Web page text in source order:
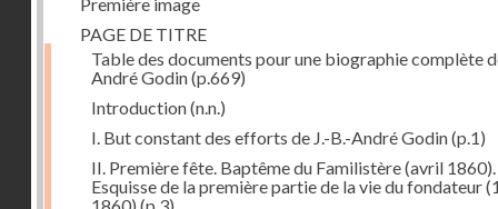
PAGE DE TITRE
Table des documents pour une biographie complète
André Godin(p.669)
Introduction(n.n.)
I. But constant des efforts de J.-B.-André Godin(p.1)
II. Première fête. Baptême du Familistère (avril 1860).
Esquisse de la première partie de la vie du fondateur
1860) (p.3)